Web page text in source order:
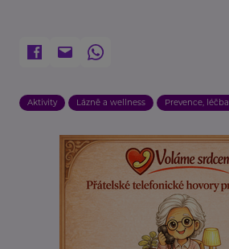
Aktivity Lázně a wellness Prevence, léčba